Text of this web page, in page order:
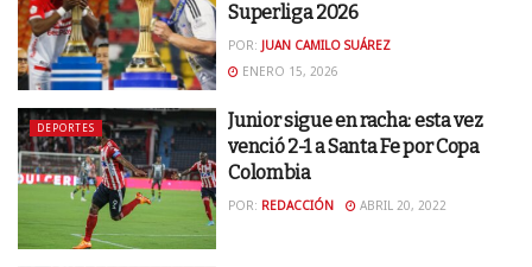
Superliga 2026
POR: JUAN CAMILO SUÁREZ
ENERO 15, 2026
DEPORTES
Junior sigue en racha: esta vez
venció 2-1 a Santa Fe por Copa
Colombia
POR: REDACCIÓN ABRIL 20, 2022